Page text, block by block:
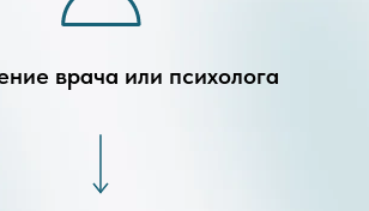
врача или психолога